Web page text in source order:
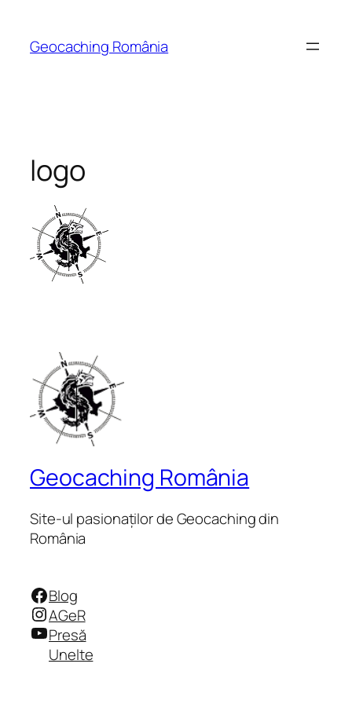
content
Geocaching România
logo
Geocaching România
Site-ul pasionaților de Geocaching din
România
Facebook
Instagram
YouTube
Blog
AGeR
Presă
Unelte